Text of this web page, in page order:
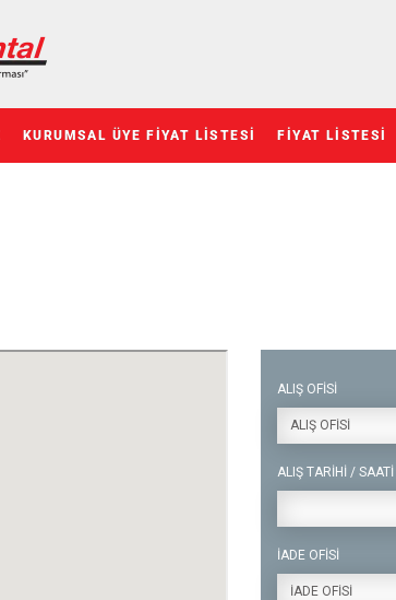
KURUMSAL ÜYE FIYAT LISTESI FIYAT LISTESI
ALIŞ OFİSİ
ALIŞ OFİSİ
ALIŞ TARİHİ / SAATİ
İADE OFİSİ
İADE OFİSİ